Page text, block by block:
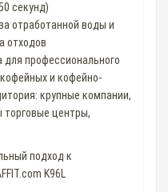
секунд)
отработанной воды и
отходов
профессионального
и кофейно-
крупные компании,
торговые центры,
подход к
K96L